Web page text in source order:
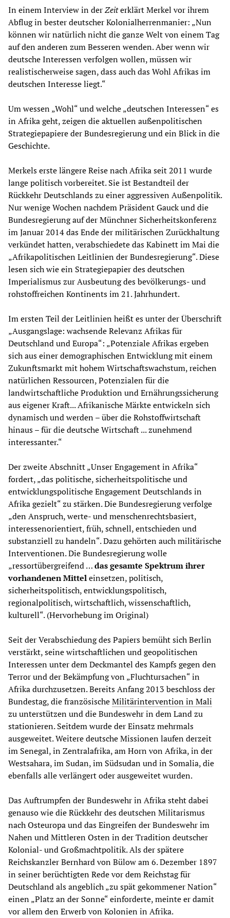
In einem Interview in derZeiterklärt Merkel vor ihrem
Abflug in bester deutscher Kolonialherrenmanier: „Nun
können wir natürlich nicht die ganze Welt von einem Tag
auf den anderen zum Besseren wenden. Aber wenn wir
deutsche Interessen verfolgen wollen, müssen wir
realistischerweise sagen, dass auch das Wohl Afrikas im
deutschen Interesse liegt.“
Um wessen „Wohl“ und welche „deutschen Interessen“ es
in Afrika geht, zeigen die aktuellen außenpolitischen
Strategiepapiere der Bundesregierung und ein Blick in die
Geschichte.
Merkels erste längere Reise nach Afrika seit 2011 wurde
lange politisch vorbereitet. Sie ist Bestandteil der
Rückkehr Deutschlands zu einer aggressiven Außenpolitik.
Nur wenige Wochen nachdem Präsident Gauck und die
Bundesregierung auf der Münchner Sicherheitskonferenz
im Januar 2014 das Ende der militärischen Zurückhaltung
verkündet hatten, verabschiedete das Kabinett im Mai die
„Afrikapolitischen Leitlinien der Bundesregierung“. Diese
lesen sich wie ein Strategiepapier des deutschen
Imperialismus zur Ausbeutung des bevölkerungs- und
rohstoffreichen Kontinents im 21. Jahrhundert.
Im ersten Teil der Leitlinien heißt es unter der Überschrift
„Ausgangslage: wachsende Relevanz Afrikas für
Deutschland und Europa“: „Potenziale Afrikas ergeben
sich aus einer demographischen Entwicklung mit einem
Zukunftsmarkt mit hohem Wirtschaftswachstum, reichen
natürlichen Ressourcen, Potenzialen für die
landwirtschaftliche Produktion und Ernährungssicherung
aus eigener Kraft... Afrikanische Märkte entwickeln sich
dynamisch und werden – über die Rohstoffwirtschaft
hinaus – für die deutsche Wirtschaft ... zunehmend
interessanter.“
Der zweite Abschnitt „Unser Engagement in Afrika“
fordert, „das politische, sicherheitspolitische und
entwicklungspolitische Engagement Deutschlands in
Afrika gezielt“ zu stärken. Die Bundesregierung verfolge
„den Anspruch, werte- und menschenrechtsbasiert,
interessenorientiert, früh, schnell, entschieden und
substanziell zu handeln“. Dazu gehörten auch militärische
Interventionen. Die Bundesregierung wolle
„ressortübergreifend …das gesamte Spektrum ihrer
vorhandenen Mitteleinsetzen, politisch,
sicherheitspolitisch, entwicklungspolitisch,
regionalpolitisch, wirtschaftlich, wissenschaftlich,
kulturell“. (Hervorhebung im Original)
Seit der Verabschiedung des Papiers bemüht sich Berlin
verstärkt, seine wirtschaftlichen und geopolitischen
Interessen unter dem Deckmantel des Kampfs gegen den
Terror und der Bekämpfung von „Fluchtursachen“ in
Afrika durchzusetzen. Bereits Anfang 2013 beschloss der
Bundestag, die französischeMilitärintervention in Mali
zu unterstützen und die Bundeswehr in dem Land zu
stationieren. Seitdem wurde der Einsatz mehrmals
ausgeweitet. Weitere deutsche Missionen laufen derzeit
im Senegal, in Zentralafrika, am Horn von Afrika, in der
Westsahara, im Sudan, im Südsudan und in Somalia, die
ebenfalls alle verlängert oder ausgeweitet wurden.
Das Auftrumpfen der Bundeswehr in Afrika steht dabei
genauso wie die Rückkehr des deutschen Militarismus
nach Osteuropa und das Eingreifen der Bundeswehr im
Nahen und Mittleren Osten in der Tradition deutscher
Kolonial- und Großmachtpolitik. Als der spätere
Reichskanzler Bernhard von Bülow am 6. Dezember 1897
in seiner berüchtigten Rede vor dem Reichstag für
Deutschland als angeblich „zu spät gekommener Nation“
einen „Platz an der Sonne“ einforderte, meinte er damit
vor allem den Erwerb von Kolonien in Afrika.